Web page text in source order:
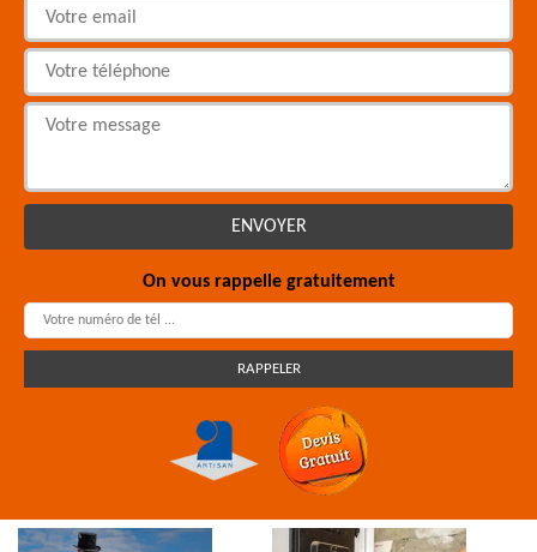
On vous rappelle gratuitement